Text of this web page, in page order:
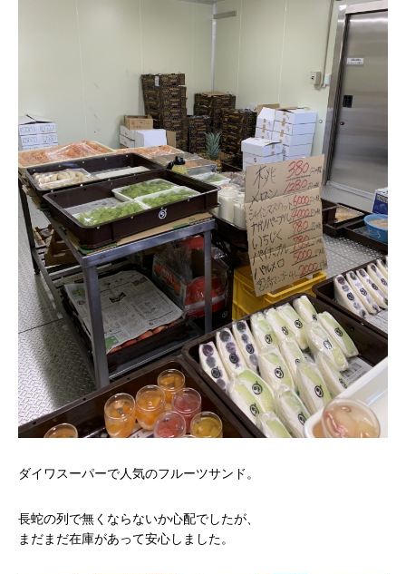
ダイワスーパーで人気のフルーツサンド。
長蛇の列で無くならないか心配でしたが、
まだまだ在庫があって安心しました。